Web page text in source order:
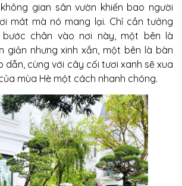
gian sân vườn khiến bao người
mát mà nó mang lại. Chỉ cần tưởng
chân vào nơi này, một bên là
giản nhưng xinh xắn, một bên là bàn
dẫn, cùng với cây cối tươi xanh sẽ xua
mùa Hè một cách nhanh chóng.